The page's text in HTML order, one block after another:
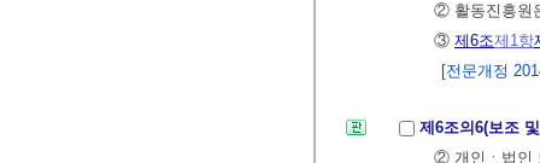
② 활동진흥원
③ 제6조제1항
[전문개정
제6조의6(보조
② 개인ㆍ법인